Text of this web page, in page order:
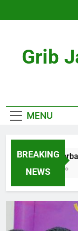
Grib
MENU
BREAKING
NEWS
Diduga Korban
4 Months Ago